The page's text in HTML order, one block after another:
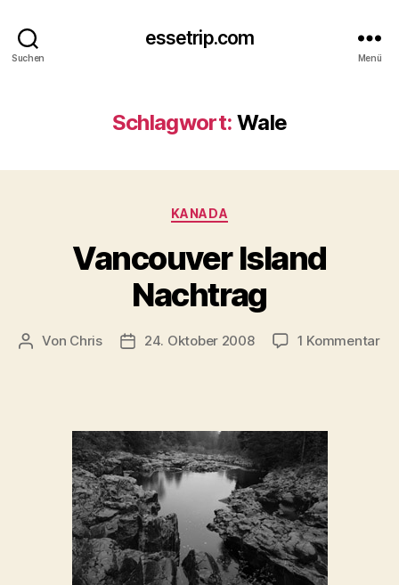
Suchen
essetrip.com
Menü
Schlagwort: Wale
Kategorien
KANADA
Vancouver Island
Nachtrag
Beitragsautor
Von Chris Beitragsdatum
24. Oktober 2008 1 Kommentarzu